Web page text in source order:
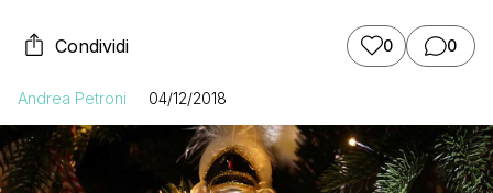
Condividi 0 0
Andrea Petroni 04/12/2018